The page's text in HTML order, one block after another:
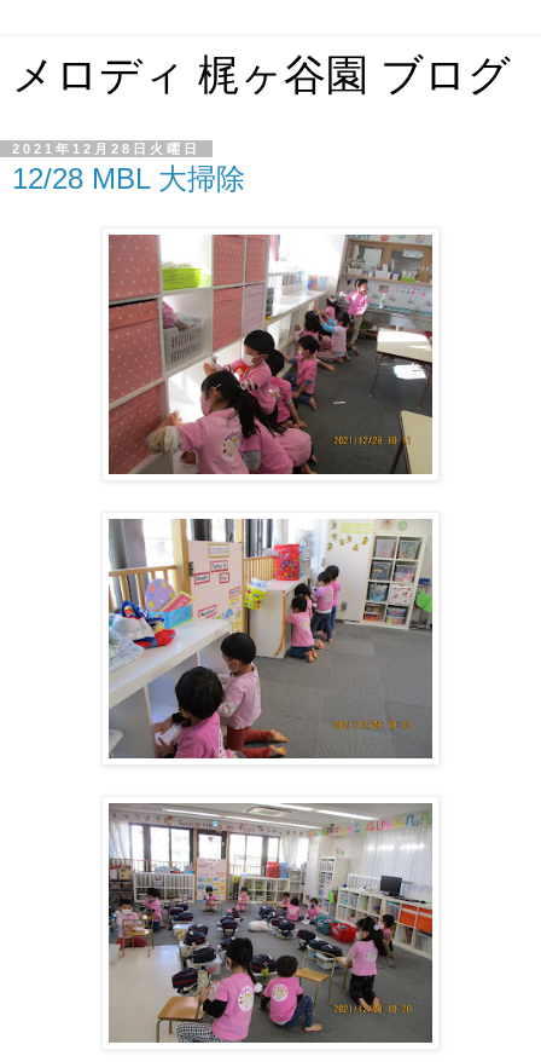
メロディ 梶ヶ谷園 ブログ
2021年12月28日火曜日
12/28 MBL 大掃除